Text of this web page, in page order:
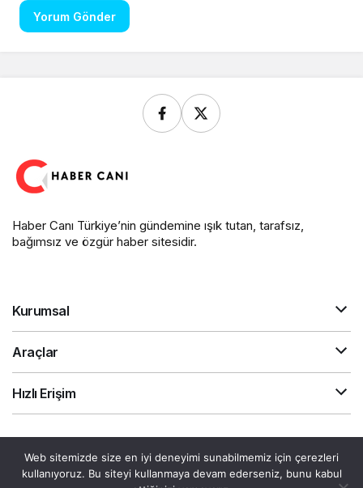
Yorum Gönder
Haber Canı Türkiye’nin gündemine ışık tutan, tarafsız,
bağımsız ve özgür haber sitesidir.
Kurumsal
Araçlar
Hızlı Erişim
© Telif Hakkı 2026, Tüm Hakları Saklıdır.
Web sitemizde size en iyi deneyimi sunabilmemiz için çerezleri
kullanıyoruz. Bu siteyi kullanmaya devam ederseniz, bunu kabul